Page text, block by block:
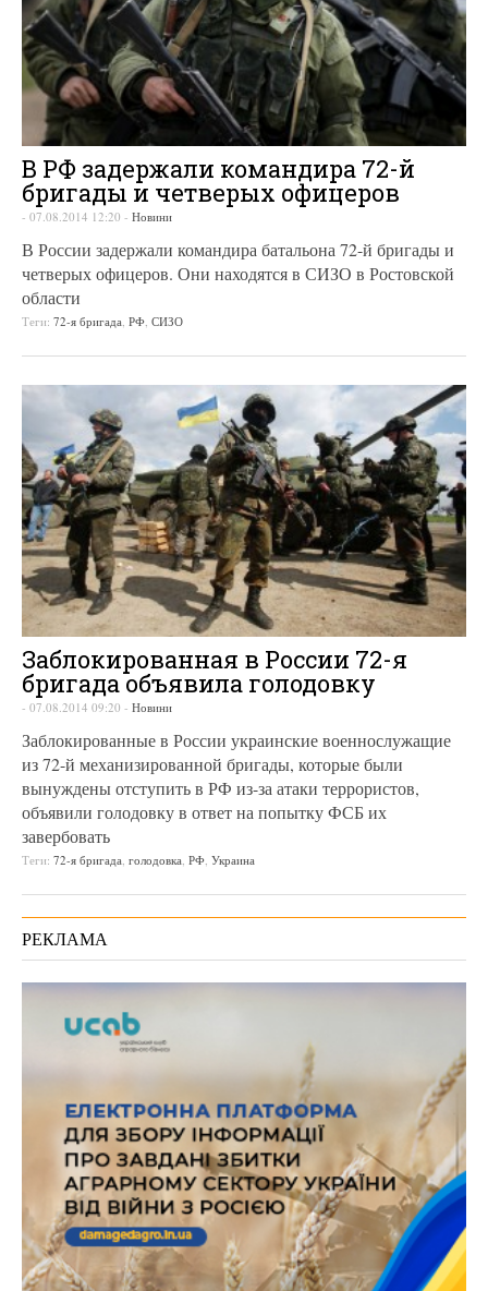
В РФ задержали командира 72-й
бригады и четверых офицеров
- 07.08.2014 12:20 - Новини
В России задержали командира батальона 72-й бригады и
четверых офицеров. Они находятся в СИЗО в Ростовской
области
Теги: 72-я бригада, РФ, СИЗО
Заблокированная в России 72-я
бригада объявила голодовку
- 07.08.2014 09:20 - Новини
Заблокированные в России украинские военнослужащие
из 72-й механизированной бригады, которые были
вынуждены отступить в РФ из-за атаки террористов,
объявили голодовку в ответ на попытку ФСБ их
завербовать
Теги: 72-я бригада, голодовка, РФ, Украина
РЕКЛАМА